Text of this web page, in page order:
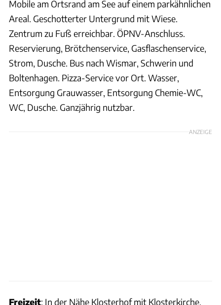
Mobile am Ortsrand am See auf einem parkähnlichen
Areal. Geschotterter Untergrund mit Wiese.
Zentrum zu Fuß erreichbar. ÖPNV-Anschluss.
Reservierung, Brötchenservice, Gasflaschenservice,
Strom, Dusche. Bus nach Wismar, Schwerin und
Boltenhagen. Pizza-Service vor Ort. Wasser,
Entsorgung Grauwasser, Entsorgung Chemie-WC,
WC, Dusche. Ganzjährig nutzbar.
ANZEIGE
Freizeit: In der Nähe Klosterhof mit Klosterkirche,